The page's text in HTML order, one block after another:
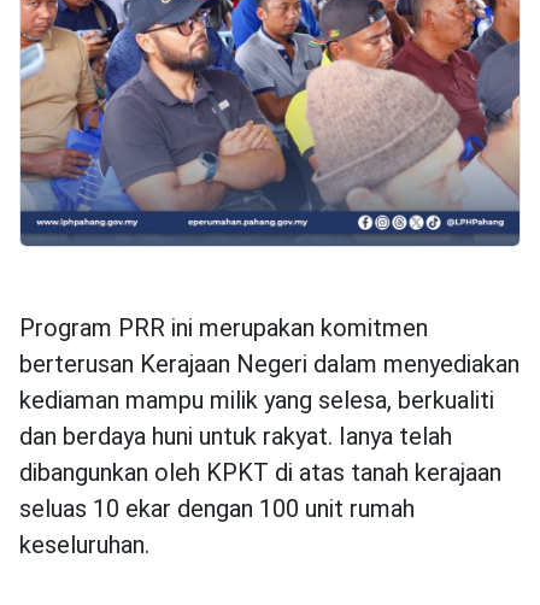
Program PRR ini merupakan komitmen
berterusan Kerajaan Negeri dalam menyediakan
kediaman mampu milik yang selesa, berkualiti
dan berdaya huni untuk rakyat. Ianya telah
dibangunkan oleh KPKT di atas tanah kerajaan
seluas 10 ekar dengan 100 unit rumah
keseluruhan.